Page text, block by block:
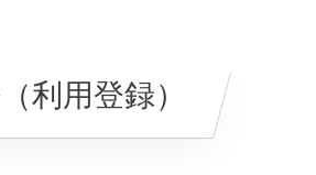
利用登録）